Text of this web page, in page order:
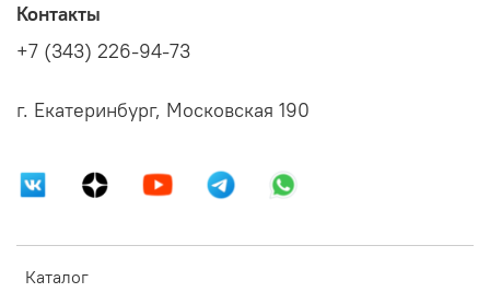
Каталог
Контакты
+7 (343) 226-94-73
г. Екатеринбург, Московская 190